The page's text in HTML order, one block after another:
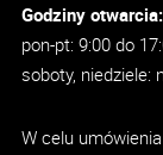
Godziny otwarcia:
pon-pt: 9:00 do
soboty, niedziele:
W celu